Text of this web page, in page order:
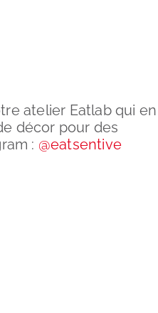
atelier Eatlab qui en
décor pour des
: @eatsentive